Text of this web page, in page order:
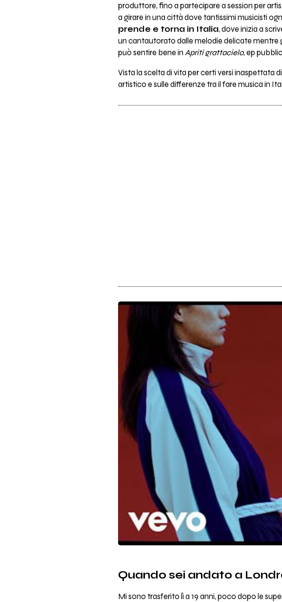
produttore, fino a partecipare a session per
a girare in una città dove tantissimi musicisti
prende e torna in Italia, dove inizia a
un cantautorato dalle melodie delicate mentre
può sentire bene in Apriti grattacielo, ep
Vista la scelta di vita per certi versi inaspettata
artistico e sulle differenze tra il fare musica in
Quando sei andato a
Mi sono trasferito lì a 19 anni, poco dopo le